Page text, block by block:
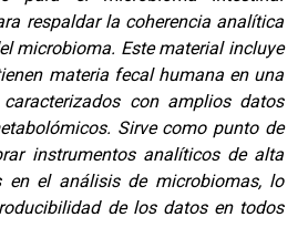
respaldar la coherencia analítica
microbioma. Este material incluye
materia fecal humana en una
con amplios datos
Sirve como punto de
instrumentos analíticos de alta
en el análisis de microbiomas, lo
de los datos en todos